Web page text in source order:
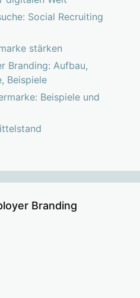
Social Recruiting
stärken
Branding: Aufbau,
Beispiele
Beispiele und
Branding